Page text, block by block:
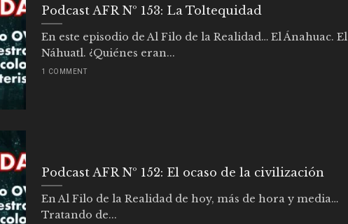
Podcast AFR Nº 153: La Toltequidad
En este episodio de Al Filo de la Realidad… El Ánahuac. El
Náhuatl. ¿Quiénes eran...
1 COMMENT
Podcast AFR Nº 152: El ocaso de la civilización
En Al Filo de la Realidad de hoy, más de hora y media…
Tratando de...